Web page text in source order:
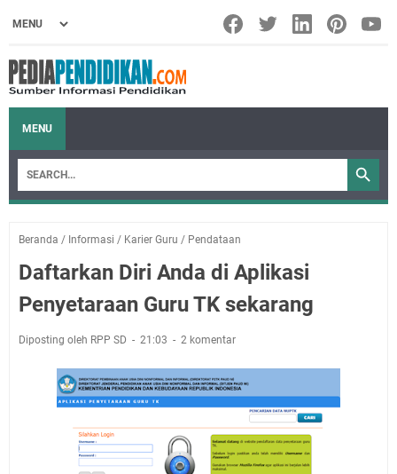
MENU
Beranda / Informasi / Karier Guru / Pendataan
Daftarkan Diri Anda di Aplikasi
Penyetaraan Guru TK sekarang
Diposting oleh RPP SD 21:03 2 komentar